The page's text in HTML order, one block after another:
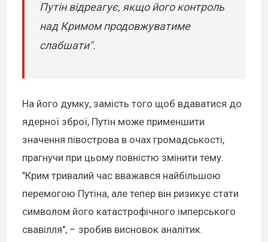
Путін відреагує, якщо його контроль
над Кримом продовжуватиме
слабшати".
На його думку, замість того щоб вдаватися до
ядерної зброї, Путін може применшити
значення півострова в очах громадськості,
прагнучи при цьому повністю змінити тему.
"Крим тривалий час вважався найбільшою
перемогою Путіна, але тепер він ризикує стати
символом його катастрофічного імперського
свавілля", – зробив висновок аналітик.